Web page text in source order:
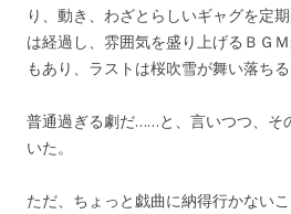
り、動き、わざとらしいギャグを定
は経過し、雰囲気を盛り上げるＢＧ
もあり、ラストは桜吹雪が舞い落ちる
普通過ぎる劇だ……と、言いつつ、そ
いた。
ただ、ちょっと戯曲に納得行かない